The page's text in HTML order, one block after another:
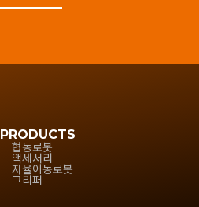
PRODUCTS
협동로봇
액세서리
자율이동로봇
그리퍼